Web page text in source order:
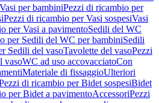
Vasi per bambiniPezzi di ricambio per
Pezzi di ricambio per Vasi sospesiVasi
per Vasi a pavimentoSedili del WC
per Sedili del WC per bambiniSedili
Sedili del vasoTavolette del vasoPezzi
vasoWC ad uso accovacciatoCon
Materiale di fissaggioUlteriori
di ricambio per Bidet sospesiBidet
per Bidet a pavimentoAccessoriPezzi